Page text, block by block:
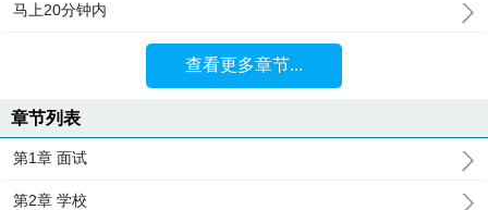
马上20分钟内
查看更多章节...
章节列表
第1章 面试
第2章 学校